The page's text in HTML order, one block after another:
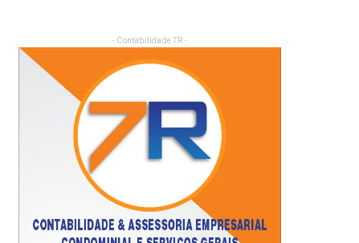
- Contabilidade 7R -